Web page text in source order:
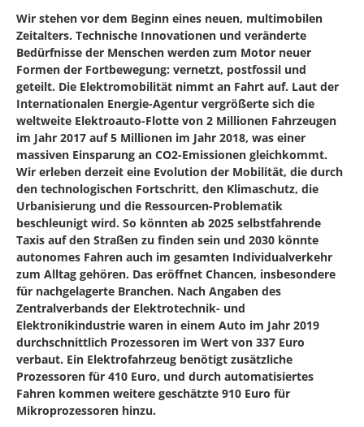
Wir stehen vor dem Beginn eines neuen, multimobilen
Zeitalters. Technische Innovationen und veränderte
Bedürfnisse der Menschen werden zum Motor neuer
Formen der Fortbewegung: vernetzt, postfossil und
geteilt. Die Elektromobilität nimmt an Fahrt auf. Laut der
Internationalen Energie-Agentur vergrößerte sich die
weltweite Elektroauto-Flotte von 2 Millionen Fahrzeugen
im Jahr 2017 auf 5 Millionen im Jahr 2018, was einer
massiven Einsparung an CO2-Emissionen gleichkommt.
Wir erleben derzeit eine Evolution der Mobilität, die durch
den technologischen Fortschritt, den Klimaschutz, die
Urbanisierung und die Ressourcen-Problematik
beschleunigt wird. So könnten ab 2025 selbstfahrende
Taxis auf den Straßen zu finden sein und 2030 könnte
autonomes Fahren auch im gesamten Individualverkehr
zum Alltag gehören. Das eröffnet Chancen, insbesondere
für nachgelagerte Branchen. Nach Angaben des
Zentralverbands der Elektrotechnik- und
Elektronikindustrie waren in einem Auto im Jahr 2019
durchschnittlich Prozessoren im Wert von 337 Euro
verbaut. Ein Elektrofahrzeug benötigt zusätzliche
Prozessoren für 410 Euro, und durch automatisiertes
Fahren kommen weitere geschätzte 910 Euro für
Mikroprozessoren hinzu.